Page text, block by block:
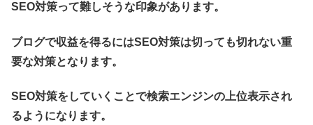
SEO対策って難しそうな印象があります。
ブログで収益を得るにはSEO対策は切っても切れない重
要な対策となります。
SEO対策をしていくことで検索エンジンの上位表示され
るようになります。